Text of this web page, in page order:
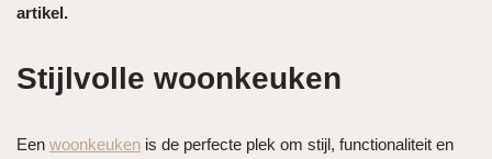
artikel.
Stijlvolle woonkeuken
Een woonkeuken is de perfecte plek om stijl, functionaliteit en